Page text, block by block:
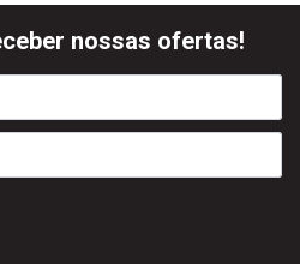
nossas ofertas!